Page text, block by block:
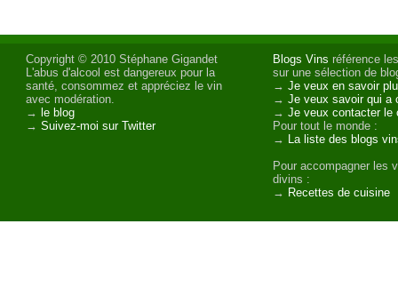
Copyright © 2010 Stéphane Gigandet
L'abus d'alcool est dangereux pour la
santé, consommez et appréciez le vin
avec modération.
→ le blog
→Suivez-moi sur Twitter
Blogs Vins référence
sur une sélection de
→Je veux en savoir
→Je veux savoir qui a
→Je veux contacter le
Pour tout le monde :
→
La liste des blogs
Pour accompagner les
divins :
→ Recettes de cuisine